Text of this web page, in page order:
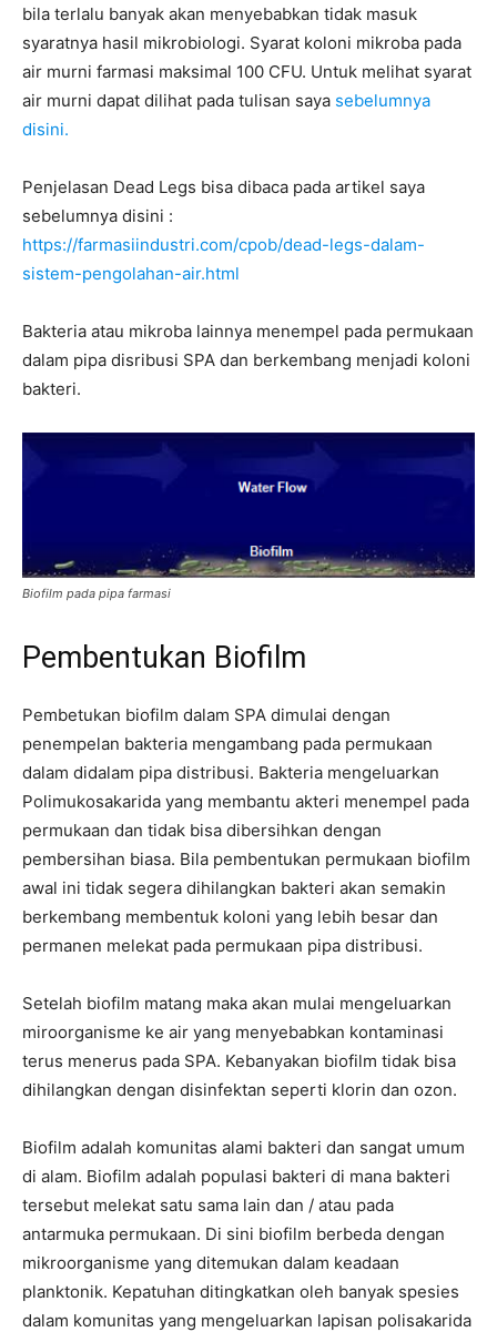
bila terlalu banyak akan menyebabkan tidak masuk
syaratnya hasil mikrobiologi. Syarat koloni mikroba pada
air murni farmasi maksimal 100 CFU. Untuk melihat syarat
air murni dapat dilihat pada tulisan saya sebelumnya
disini.
Penjelasan Dead Legs bisa dibaca pada artikel saya
sebelumnya disini :
https://farmasiindustri.com/cpob/dead-legs-dalam-
sistem-pengolahan-air.html
Bakteria atau mikroba lainnya menempel pada permukaan
dalam pipa disribusi SPA dan berkembang menjadi koloni
bakteri.
Biofilm pada pipa farmasi
Pembentukan Biofilm
Pembetukan biofilm dalam SPA dimulai dengan
penempelan bakteria mengambang pada permukaan
dalam didalam pipa distribusi. Bakteria mengeluarkan
Polimukosakarida yang membantu akteri menempel pada
permukaan dan tidak bisa dibersihkan dengan
pembersihan biasa. Bila pembentukan permukaan biofilm
awal ini tidak segera dihilangkan bakteri akan semakin
berkembang membentuk koloni yang lebih besar dan
permanen melekat pada permukaan pipa distribusi.
Setelah biofilm matang maka akan mulai mengeluarkan
miroorganisme ke air yang menyebabkan kontaminasi
terus menerus pada SPA. Kebanyakan biofilm tidak bisa
dihilangkan dengan disinfektan seperti klorin dan ozon.
Biofilm adalah komunitas alami bakteri dan sangat umum
di alam. Biofilm adalah populasi bakteri di mana bakteri
tersebut melekat satu sama lain dan / atau pada
antarmuka permukaan. Di sini biofilm berbeda dengan
mikroorganisme yang ditemukan dalam keadaan
planktonik. Kepatuhan ditingkatkan oleh banyak spesies
dalam komunitas yang mengeluarkan lapisan polisakarida